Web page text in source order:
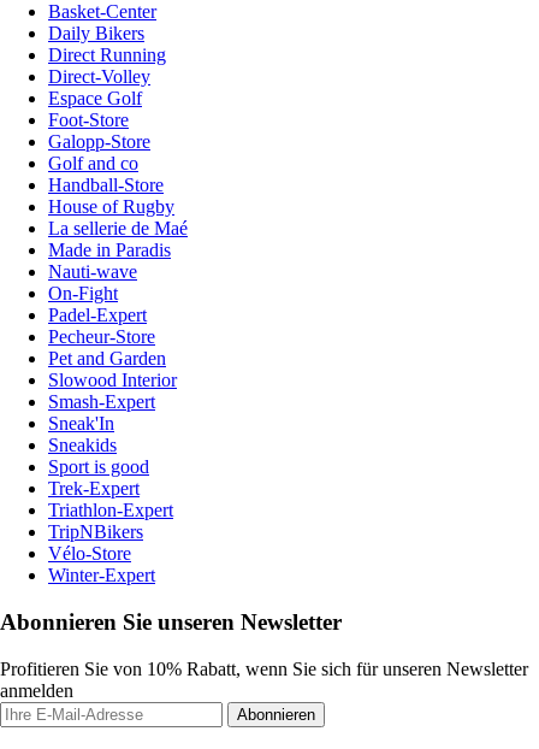
Basket-Center
Daily Bikers
Direct Running
Direct-Volley
Espace Golf
Foot-Store
Galopp-Store
Golf and co
Handball-Store
House of Rugby
La sellerie de Maé
Made in Paradis
Nauti-wave
On-Fight
Padel-Expert
Pecheur-Store
Pet and Garden
Slowood Interior
Smash-Expert
Sneak'In
Sneakids
Sport is good
Trek-Expert
Triathlon-Expert
TripNBikers
Vélo-Store
Winter-Expert
Abonnieren Sie unseren Newsletter
Profitieren Sie von 10% Rabatt, wenn Sie sich für unseren Newsletter
anmelden
Abonnieren